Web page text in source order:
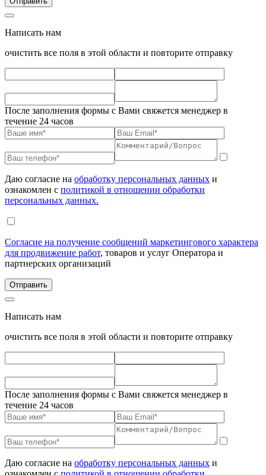
Написать нам
очистить все поля в этой области и повторите отправку
После заполнения формы с Вами свяжется менеджер в
течение 24 часов
Даю согласие на обработку персональных данных и
ознакомлен с политикой в отношении обработки
персональных данных.
Согласие на получение сообщений маркетингового характера
для продвижение работ, товаров и услуг Оператора и
партнерских организаций
Написать нам
очистить все поля в этой области и повторите отправку
После заполнения формы с Вами свяжется менеджер в
течение 24 часов
Даю согласие на обработку персональных данных и